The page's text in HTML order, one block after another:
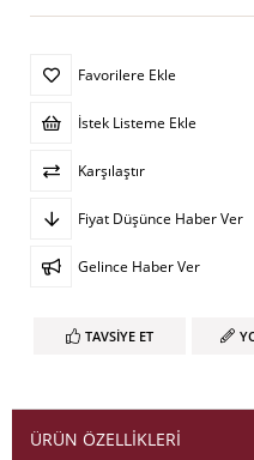
Favorilere Ekle
İstek Listeme Ekle
Karşılaştır
Fiyat Düşünce Haber Ver
Gelince Haber Ver
TAVSIYE ET
ÜRÜN ÖZELLIKLERI